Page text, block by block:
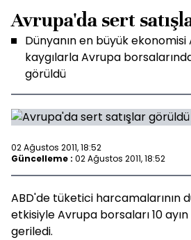
Avrupa'da sert
Dünyanın en büyük ekonomisi
kaygılarla Avrupa
görüldü
02 Ağustos 2011, 18:52
Güncelleme : 02 Ağustos 2011, 18:52
ABD'de tüketici harcamalarının
etkisiyle Avrupa borsaları 10
geriledi.